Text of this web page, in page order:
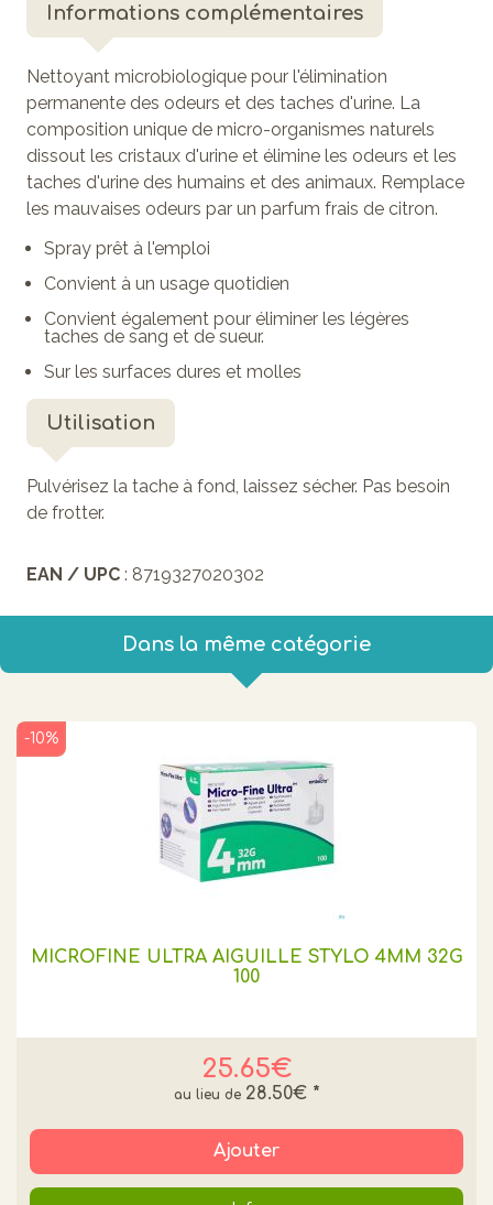
Informations complémentaires
Nettoyant microbiologique pour l'élimination
permanente des odeurs et des taches d'urine. La
composition unique de micro-organismes naturels
dissout les cristaux d'urine et élimine les odeurs et les
taches d'urine des humains et des animaux. Remplace
les mauvaises odeurs par un parfum frais de citron.
Spray prêt à l'emploi
Convient à un usage quotidien
Convient également pour éliminer les légères
taches de sang et de sueur.
Sur les surfaces dures et molles
Utilisation
Pulvérisez la tache à fond, laissez sécher. Pas besoin
de frotter.
EAN / UPC : 8719327020302
Dans la même catégorie
MICROFINE ULTRA AIGUILLE STYLO 4MM 32G
100
25.65€
-10%
28.50€ *
Ajouter